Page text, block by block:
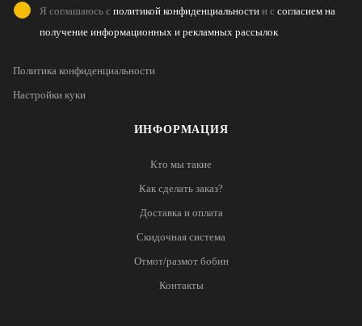
ИНФОРМАЦИЯ
Кто мы такие
Как сделать заказ?
Доставка и оплата
Скидочная система
Отмот/размот бобин
Контакты
Я соглашаюсь с политикой конфиденциальности и с согласием на
получение информационных и рекламных рассылок
Политика конфиденциальности
Настройки куки